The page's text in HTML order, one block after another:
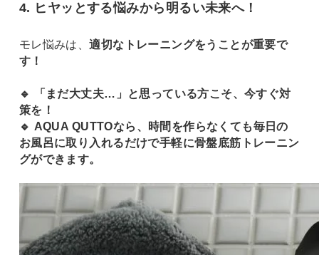
4. ヒヤッとする悩みから明るい未来へ！
モレ悩みは、適切なトレーニングをうことが重要で
す！
🔹 「まだ大丈夫…」と思っている方こそ、今すぐ対
策を！
🔹 AQUA QUTTOなら、時間を作らなくても毎日の
お風呂に取り入れるだけで手軽に骨盤底筋トレーニン
グができます。